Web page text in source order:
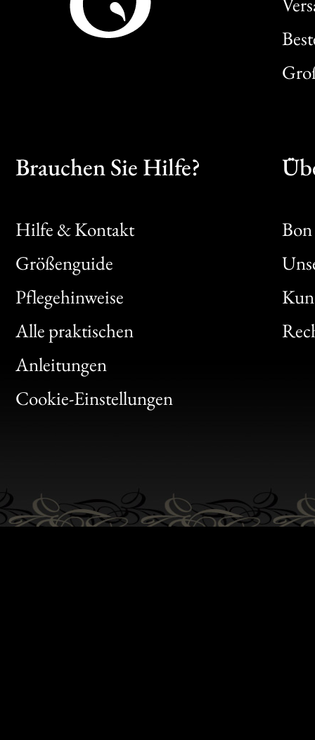
Brauchen Sie Hilfe?
Hilfe & Kontakt
Größenguide
Pflegehinweise
Alle praktischen
Anleitungen
Cookie-Einstellungen
Bon
Clic